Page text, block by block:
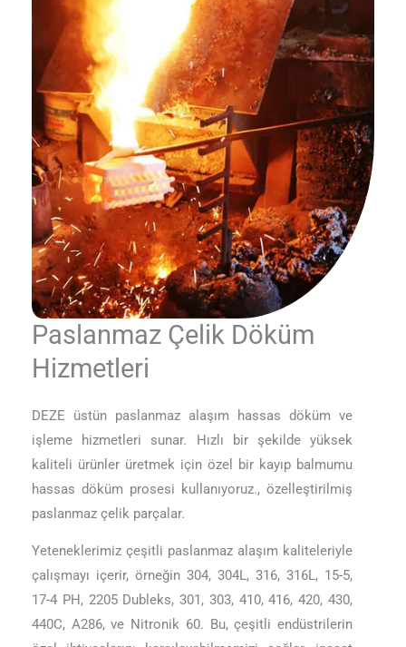
Paslanmaz Çelik Döküm
Hizmetleri
DEZE üstün paslanmaz alaşım hassas döküm ve
işleme hizmetleri sunar. Hızlı bir şekilde yüksek
kaliteli ürünler üretmek için özel bir kayıp balmumu
hassas döküm prosesi kullanıyoruz., özelleştirilmiş
paslanmaz çelik parçalar.
Yeteneklerimiz çeşitli paslanmaz alaşım kaliteleriyle
çalışmayı içerir, örneğin 304, 304L, 316, 316L, 15-5,
17-4 PH, 2205 Dubleks, 301, 303, 410, 416, 420, 430,
440C, A286, ve Nitronik 60. Bu, çeşitli endüstrilerin